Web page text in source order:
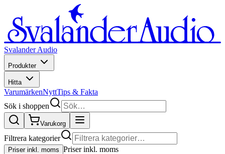
Svalander Audio
Produkter
Hitta
VarumärkenNyttTips & Fakta
Sök i shoppen
Varukorg
Filtrera kategorier
Priser inkl. moms Priser inkl. moms